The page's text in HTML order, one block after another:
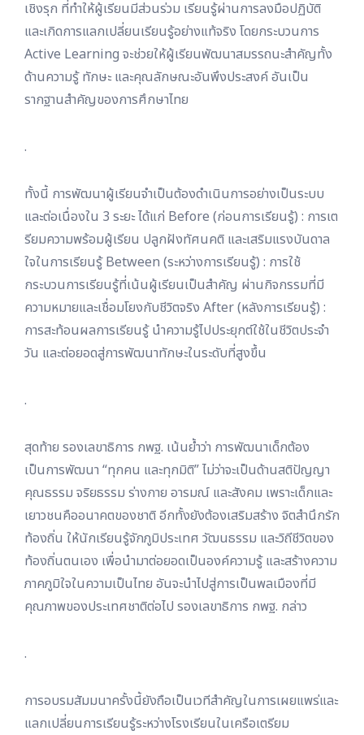
เชิงรุก ที่ทำให้ผู้เรียนมีส่วนร่วม เรียนรู้ผ่านการลงมือปฏิบัติ
และเกิดการแลกเปลี่ยนเรียนรู้อย่างแท้จริง โดยกระบวนการ
Active Learning จะช่วยให้ผู้เรียนพัฒนาสมรรถนะสำคัญทั้ง
ด้านความรู้ ทักษะ และคุณลักษณะอันพึงประสงค์ อันเป็น
รากฐานสำคัญของการศึกษาไทย
.
ทั้งนี้ การพัฒนาผู้เรียนจำเป็นต้องดำเนินการอย่างเป็นระบบ
และต่อเนื่องใน 3 ระยะ ได้แก่ Before (ก่อนการเรียนรู้) : การเต
รียมความพร้อมผู้เรียน ปลูกฝังทัศนคติ และเสริมแรงบันดาล
ใจในการเรียนรู้ Between (ระหว่างการเรียนรู้) : การใช้
กระบวนการเรียนรู้ที่เน้นผู้เรียนเป็นสำคัญ ผ่านกิจกรรมที่มี
ความหมายและเชื่อมโยงกับชีวิตจริง After (หลังการเรียนรู้) :
การสะท้อนผลการเรียนรู้ นำความรู้ไปประยุกต์ใช้ในชีวิตประจำ
วัน และต่อยอดสู่การพัฒนาทักษะในระดับที่สูงขึ้น
.
สุดท้าย รองเลขาธิการ กพฐ. เน้นย้ำว่า การพัฒนาเด็กต้อง
เป็นการพัฒนา “ทุกคน และทุกมิติ” ไม่ว่าจะเป็นด้านสติปัญญา
คุณธรรม จริยธรรม ร่างกาย อารมณ์ และสังคม เพราะเด็กและ
เยาวชนคืออนาคตของชาติ อีกทั้งยังต้องเสริมสร้าง จิตสำนึกรัก
ท้องถิ่น ให้นักเรียนรู้จักภูมิประเทศ วัฒนธรรม และวิถีชีวิตของ
ท้องถิ่นตนเอง เพื่อนำมาต่อยอดเป็นองค์ความรู้ และสร้างความ
ภาคภูมิใจในความเป็นไทย อันจะนำไปสู่การเป็นพลเมืองที่มี
คุณภาพของประเทศชาติต่อไป รองเลขาธิการ กพฐ. กล่าว
.
การอบรมสัมมนาครั้งนี้ยังถือเป็นเวทีสำคัญในการเผยแพร่และ
แลกเปลี่ยนการเรียนรู้ระหว่างโรงเรียนในเครือเตรียม